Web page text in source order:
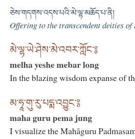
ཅེས་གདགས་འདས་པའི་མེ་ལྷ་མཆོད་པ་ནི།
Offering to the transcendent deities of
མེ་ལྷ་ཡེ་ཤེས་མེ་འབར་ཀློང་༔
melha yeshe mebar long
In the blazing wisdom expanse of
མ་ཧཱ་གུ་རུ་པདྨ་འབྱུང་༔
maha guru pema jung
I visualize the Mahāguru